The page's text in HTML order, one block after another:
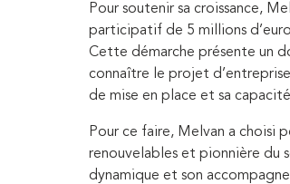
Pour soutenir sa croissance,
participatif de 5 millions
Cette démarche présente un
connaître le projet
de mise en place et sa
Pour ce faire, Melvan a choisi
renouvelables et pionnière du
dynamique et son